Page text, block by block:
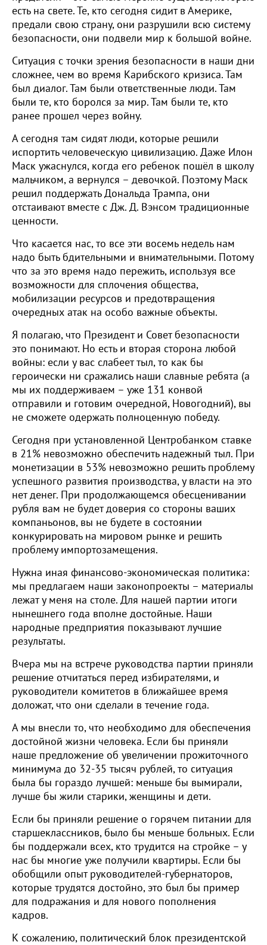
есть на свете. Те, кто сегодня сидит в Америке,
предали свою страну, они разрушили всю систему
безопасности, они подвели мир к большой войне.
Ситуация с точки зрения безопасности в наши дни
сложнее, чем во время Карибского кризиса. Там
был диалог. Там были ответственные люди. Там
были те, кто боролся за мир. Там были те, кто
ранее прошел через войну.
А сегодня там сидят люди, которые решили
испортить человеческую цивилизацию. Даже Илон
Маск ужаснулся, когда его ребенок пошёл в школу
мальчиком, а вернулся – девочкой. Поэтому Маск
решил поддержать Дональда Трампа, они
отстаивают вместе с Дж. Д. Вэнсом традиционные
ценности.
Что касается нас, то все эти восемь недель нам
надо быть бдительными и внимательными. Потому
что за это время надо пережить, используя все
возможности для сплочения общества,
мобилизации ресурсов и предотвращения
очередных атак на особо важные объекты.
Я полагаю, что Президент и Совет безопасности
это понимают. Но есть и вторая сторона любой
войны: если у вас слабеет тыл, то как бы
героически ни сражались наши славные ребята (а
мы их поддерживаем – уже 131 конвой
отправили и готовим очередной, Новогодний), вы
не сможете одержать полноценную победу.
Сегодня при установленной Центробанком ставке
в 21% невозможно обеспечить надежный тыл. При
монетизации в 53% невозможно решить проблему
успешного развития производства, у власти на это
нет денег. При продолжающемся обесценивании
рубля вам не будет доверия со стороны ваших
компаньонов, вы не будете в состоянии
конкурировать на мировом рынке и решить
проблему импортозамещения.
Нужна иная финансово-экономическая политика:
мы предлагаем наши законопроекты – материалы
лежат у меня на столе. Для нашей партии итоги
нынешнего года вполне достойные. Наши
народные предприятия показывают лучшие
результаты.
Вчера мы на встрече руководства партии приняли
решение отчитаться перед избирателями, и
руководители комитетов в ближайшее время
доложат, что они сделали в течение года.
А мы внесли то, что необходимо для обеспечения
достойной жизни человека. Если бы приняли
наше предложение об увеличении прожиточного
минимума до 32-35 тысяч рублей, то ситуация
была бы гораздо лучшей: меньше бы вымирали,
лучше бы жили старики, женщины и дети.
Если бы приняли решение о горячем питании для
старшеклассников, было бы меньше больных. Если
бы поддержали всех, кто трудится на стройке – у
нас бы многие уже получили квартиры. Если бы
обобщили опыт руководителей-губернаторов,
которые трудятся достойно, это был бы пример
для подражания и для нового пополнения
кадров.
К сожалению, политический блок президентской